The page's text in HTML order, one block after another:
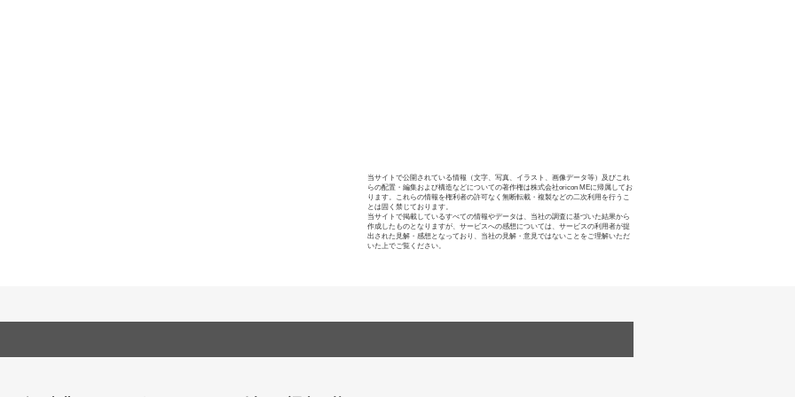
当サイトで公開されている情報（文字、写真、イラスト、画像データ等）及びこれ
らの配置・編集および構造などについての著作権は株式会社oricon MEに帰属してお
ります。これらの情報を権利者の許可なく無断転載・複製などの二次利用を行うこ
とは固く禁じております。
当サイトで掲載しているすべての情報やデータは、当社の調査に基づいた結果から
作成したものとなりますが、サービスへの感想については、サービスの利用者が提
出された見解・感想となっており、当社の見解・意見ではないことをご理解いただ
いた上でご覧ください。